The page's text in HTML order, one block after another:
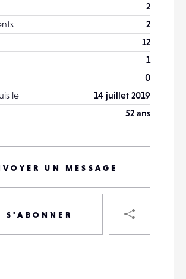
2
2
12
1
0
le
14 juillet 2019
52 ans
UN MESSAGE
S'ABONNER